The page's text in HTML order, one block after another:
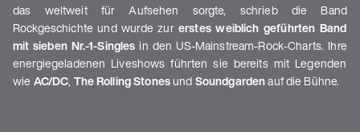
das weltweit für Aufsehen sorgte, schrieb die Band
Rockgeschichte und wurde zurerstes weiblich geführten Band
mit sieben Nr.-1-Singles in den US-Mainstream-Rock-Charts. Ihre
energiegeladenen Liveshows führten sie bereits mit Legenden
wie AC/DC, The Rolling Stones und Soundgarden auf die Bühne.